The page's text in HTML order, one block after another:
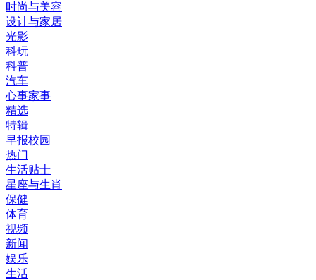
时尚与美容
设计与家居
光影
科玩
科普
汽车
心事家事
精选
特辑
早报校园
热门
生活贴士
星座与生肖
保健
体育
视频
新闻
娱乐
生活